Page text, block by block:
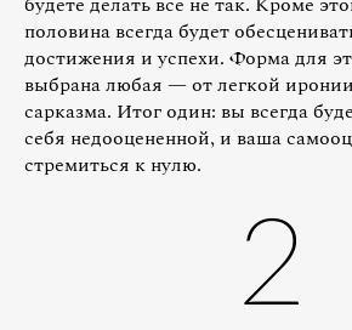
половина всегда будет
достижения и успехи. Форма для
выбрана любая — от легкой
сарказма. Итог один: вы всегда
себя недооцененной, и ваша
стремиться к нулю.
2